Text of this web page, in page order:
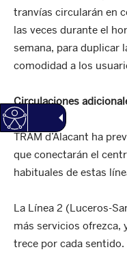
tranvías circularán en
las veces durante el
semana, para duplicar
comodidad a los
Circulaciones
TRAM d’Alacant ha
que conectarán el
habituales de estas
La Línea 2 (Luceros-
más servicios ofrezca,
trece por cada